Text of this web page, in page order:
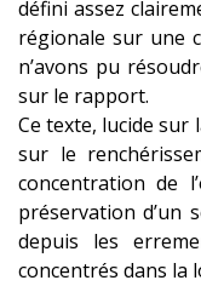
défini assez
régionale sur une
n’avons pu
sur le rapport.
Ce texte, lucide sur
sur le
concentration de
préservation d’un
depuis les
concentrés dans la